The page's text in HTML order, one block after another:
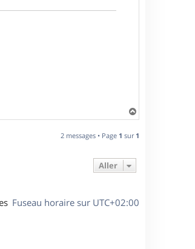
a
t
2 messages • Page 1 sur 1
Aller
Fuseau horaire sur UTC+02:00